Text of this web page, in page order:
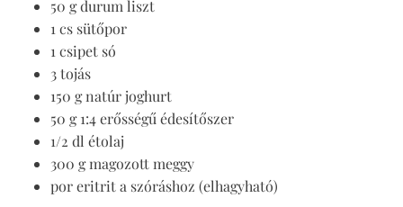
50 g durum liszt
1 cs sütőpor
1 csipet só
3 tojás
150 g natúr joghurt
50 g 1:4 erősségű édesítőszer
1/2 dl étolaj
300 g magozott meggy
por eritrit a szóráshoz (elhagyható)